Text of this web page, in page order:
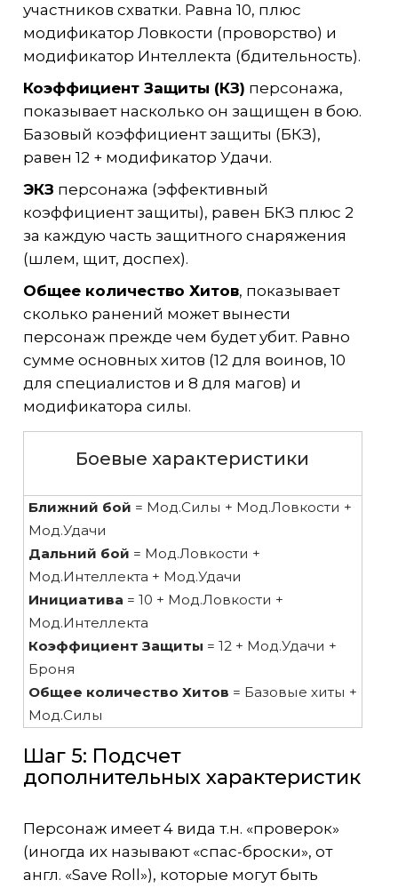
участников схватки. Равна 10, плюс
модификатор Ловкости (проворство) и
модификатор Интеллекта (бдительность).
Коэффициент Защиты (КЗ) персонажа,
показывает насколько он защищен в бою.
Базовый коэффициент защиты (БКЗ),
равен 12 + модификатор Удачи.
ЭКЗ персонажа (эффективный
коэффициент защиты), равен БКЗ плюс 2
за каждую часть защитного снаряжения
(шлем, щит, доспех).
Общее количество Хитов, показывает
сколько ранений может вынести
персонаж прежде чем будет убит. Равно
сумме основных хитов (12 для воинов, 10
для специалистов и 8 для магов) и
модификатора силы.
Боевые характеристики
Ближний бой = Мод.Силы + Мод.Ловкости +
Мод.Удачи
Дальний бой = Мод.Ловкости +
Мод.Интеллекта + Мод.Удачи
Инициатива = 10 + Мод.Ловкости +
Мод.Интеллекта
Коэффициент Защиты = 12 + Мод.Удачи +
Броня
Общее количество Хитов = Базовые хиты +
Мод.Силы
Шаг 5: Подсчет
дополнительных характеристик
Персонаж имеет 4 вида т.н. «проверок»
(иногда их называют «спас-броски», от
англ. «Save Roll»), которые могут быть